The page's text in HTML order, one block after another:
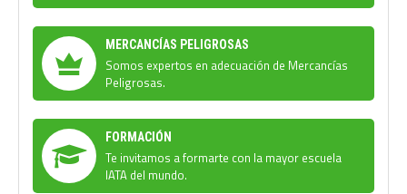
MERCANCÍAS PELIGROSAS
Somos expertos en adecuación de Mercancías
Peligrosas.
FORMACIÓN
Te invitamos a formarte con la mayor escuela
IATA del mundo.